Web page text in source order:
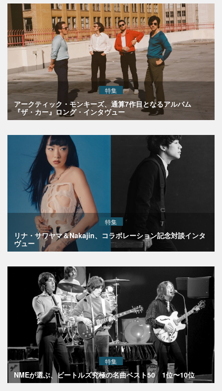
特集
アークティック・モンキーズ、通算7作目となるアルバム
『ザ・カー』ロング・インタヴュー
特集
リナ・サワヤマ＆Nakajin、コラボレーション記念対談インタ
ヴュー
特集
NMEが選ぶ、ビートルズ究極の名曲ベスト50 1位〜10位